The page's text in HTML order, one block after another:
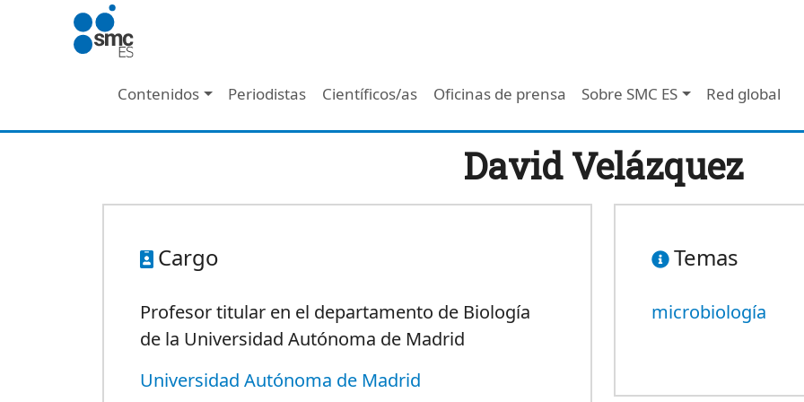
Pasar al contenido principal
Navegación principal - Header
Contenidos Periodistas Científicos/as Oficinas de prensa Sobre SMC ES Red global
David Velázquez
Cargo
Profesortitular en el departamento de Biología
de la Universidad Autónoma de Madrid
Universidad Autónoma de Madrid
Temas
microbiología